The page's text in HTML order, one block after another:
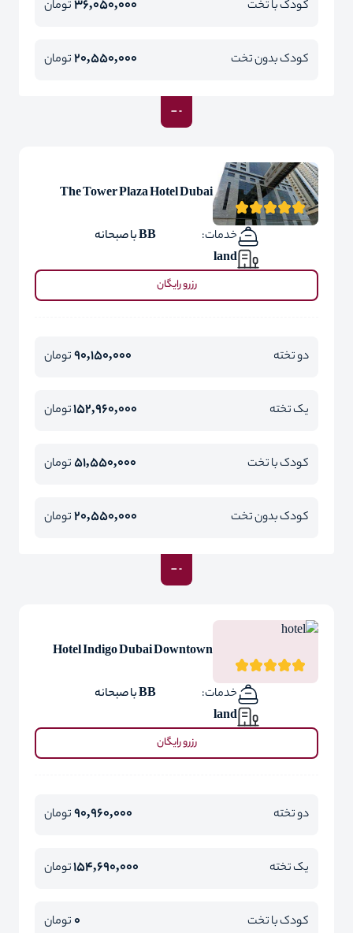
کودک با تخت 36,050,000تومان
کودک بدون تخت 20,550,000تومان
The Tower Plaza Hotel Dubai
خدمات:
BB با صبحانه
land
رزرو رایگان
دو تخته 90,150,000تومان
یک تخته 152,960,000تومان
کودک با تخت 51,550,000تومان
کودک بدون تخت 20,550,000تومان
Hotel Indigo Dubai Downtown
خدمات:
BB با صبحانه
land
رزرو رایگان
دو تخته 90,960,000تومان
یک تخته 154,690,000تومان
کودک با تخت 0تومان